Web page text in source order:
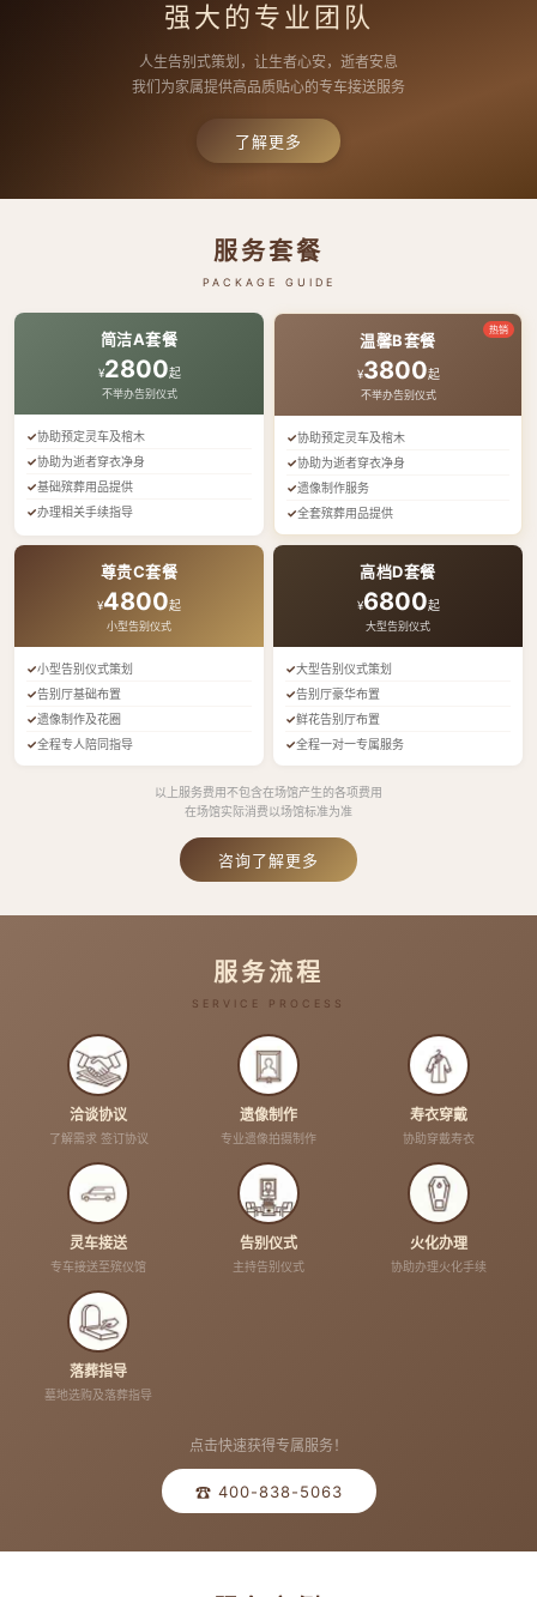
强大的专业团队
人生告别式策划，让生者心安，逝者安息
我们为家属提供高品质贴心的专车接送服务
了解更多
服务套餐
PACKAGE GUIDE
简洁A套餐
¥2800起
不举办告别仪式
协助预定灵车及棺木
协助为逝者穿衣净身
基础殡葬用品提供
办理相关手续指导
热销
温馨B套餐
¥3800起
不举办告别仪式
协助预定灵车及棺木
协助为逝者穿衣净身
遗像制作服务
全套殡葬用品提供
尊贵C套餐
¥4800起
小型告别仪式
小型告别仪式策划
告别厅基础布置
遗像制作及花圈
全程专人陪同指导
高档D套餐
¥6800起
大型告别仪式
大型告别仪式策划
告别厅豪华布置
鲜花告别厅布置
全程一对一专属服务
以上服务费用不包含在场馆产生的各项费用
在场馆实际消费以场馆标准为准
咨询了解更多
服务流程
SERVICE PROCESS
洽谈协议
了解需求 签订协议
遗像制作
专业遗像拍摄制作
寿衣穿戴
协助穿戴寿衣
灵车接送
专车接送至殡仪馆
告别仪式
主持告别仪式
火化办理
协助办理火化手续
落葬指导
墓地选购及落葬指导
点击快速获得专属服务！
☎ 400-838-5063